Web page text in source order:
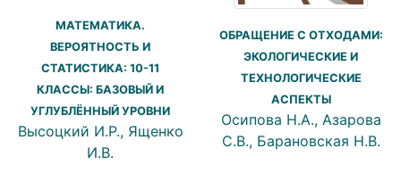
МАТЕМАТИКА.
ВЕРОЯТНОСТЬ И
СТАТИСТИКА: 10-11
КЛАССЫ: БАЗОВЫЙ И
УГЛУБЛЁННЫЙ УРОВНИ
Высоцкий И.Р., Ященко
И.В.
ОБРАЩЕНИЕ С ОТХОДАМИ:
ЭКОЛОГИЧЕСКИЕ И
ТЕХНОЛОГИЧЕСКИЕ
АСПЕКТЫ
Осипова Н.А., Азарова
С.В., Барановская Н.В.